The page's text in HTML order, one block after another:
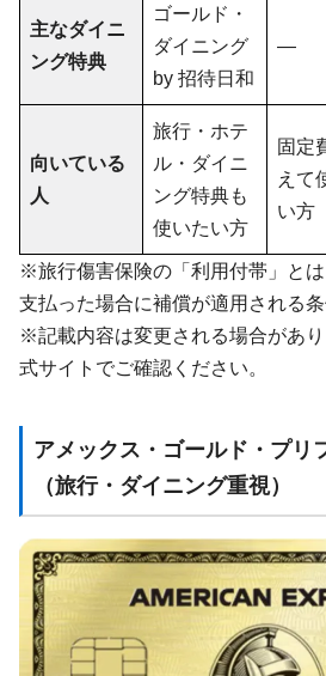
主なダイニ
ング特典
ゴールド・
ダイニング
by 招待日和
—
向いている
人
旅行・ホテ
ル・ダイニ
ング特典も
使いたい方
固定
えて
い方
※旅行傷害保険の「利用付帯」と
支払った場合に補償が適用される条
※記載内容は変更される場合があ
式サイトでご確認ください。
アメックス・ゴールド・プリ
（旅行・ダイニング重視）